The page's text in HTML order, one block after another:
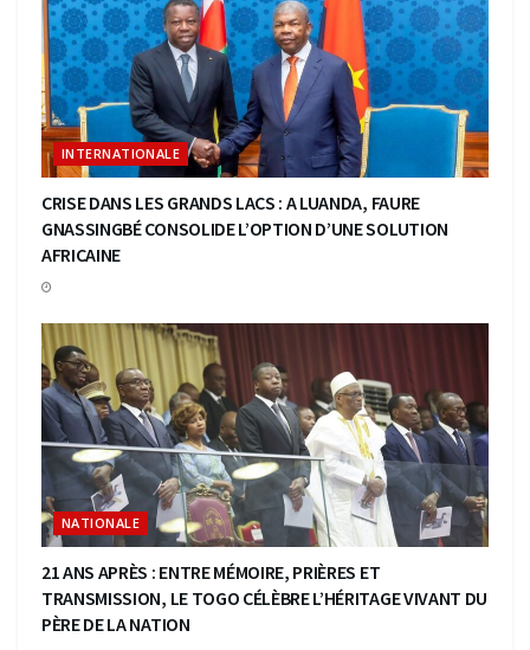
INTERNATIONALE
CRISE DANS LES GRANDS LACS : A LUANDA, FAURE
GNASSINGBÉ CONSOLIDE L’OPTION D’UNE SOLUTION
AFRICAINE
NATIONALE
21 ANS APRÈS : ENTRE MÉMOIRE, PRIÈRES ET
TRANSMISSION, LE TOGO CÉLÈBRE L’HÉRITAGE VIVANT DU
PÈRE DE LA NATION